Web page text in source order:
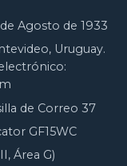
Agosto de 1933
Uruguay.
de Correo 37
GF15WC
Área G)